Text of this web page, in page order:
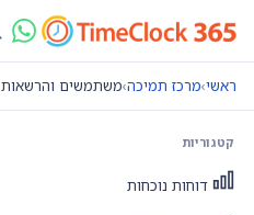
ראשי›מרכז תמיכה›משתמשים והרשאות
קטגוריות
דוחות נוכחות